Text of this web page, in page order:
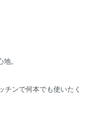
。
チンで何本でも使いたく